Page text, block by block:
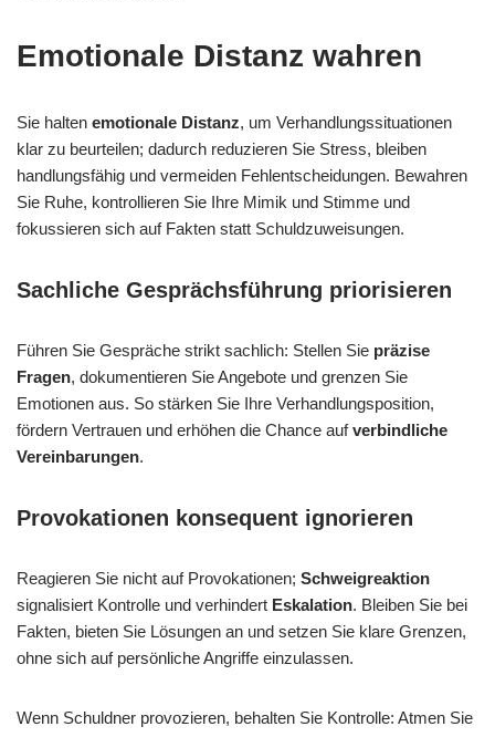
Emotionale Distanz wahren
Sie halten emotionale Distanz, um Verhandlungssituationen
klar zu beurteilen; dadurch reduzieren Sie Stress, bleiben
handlungsfähig und vermeiden Fehlentscheidungen. Bewahren
Sie Ruhe, kontrollieren Sie Ihre Mimik und Stimme und
fokussieren sich auf Fakten statt Schuldzuweisungen.
Sachliche Gesprächsführung priorisieren
Führen Sie Gespräche strikt sachlich: Stellen Sie präzise
Fragen, dokumentieren Sie Angebote und grenzen Sie
Emotionen aus. So stärken Sie Ihre Verhandlungsposition,
fördern Vertrauen und erhöhen die Chance aufverbindliche
Vereinbarungen.
Provokationen konsequent ignorieren
Reagieren Sie nicht auf Provokationen; Schweigreaktion
signalisiert Kontrolle und verhindert Eskalation. Bleiben Sie bei
Fakten, bieten Sie Lösungen an und setzen Sie klare Grenzen,
ohne sich auf persönliche Angriffe einzulassen.
Wenn Schuldner provozieren, behalten Sie Kontrolle: Atmen Sie